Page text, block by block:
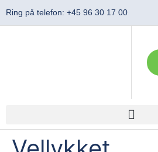
Ring på telefon: +45 96 30 17 00